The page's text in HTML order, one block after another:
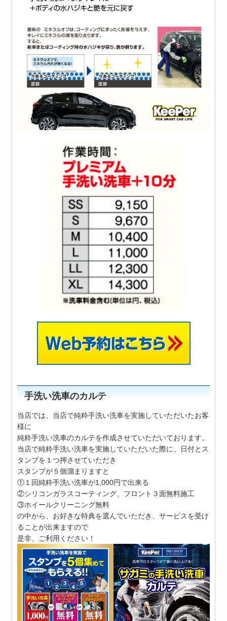
手洗い洗車のカルテ
当店では、当店で純粋手洗い洗車を実施していただいたお客
様に
純粋手洗い洗車のカルテを作成させていただいております。
当店で純粋手洗い洗車を実施していただいた際に、日付とス
タンプを１つ押させていただき
スタンプが５個溜まりますと
①１回純粋手洗い洗車が1,000円で出来る
②シリコンガラスコーティング、フロント３面無料施工
③ホイールクリーニング無料
の中から、お好きな特典を選んでいただき、サービスを受け
ることが出来ますので
是非、ご利用ください！